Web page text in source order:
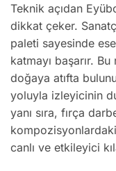
Teknik açıdan
dikkat çeker.
paleti sayesinde
katmayı başarır.
doğaya atıfta
yoluyla izleyicinin
yanı sıra, fırça
canlı ve etkileyici